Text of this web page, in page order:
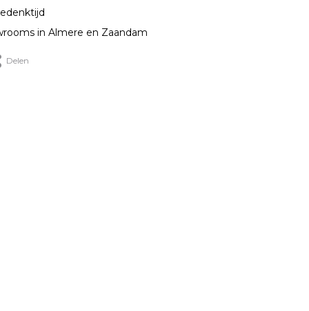
in Almere en Zaandam
Delen